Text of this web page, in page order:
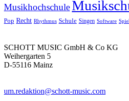
Musikhochschule
Pop Recht Rhythmus Schule Singen Software Spiel
SCHOTT MUSIC GmbH & Co KG
Weihergarten 5
D-55116 Mainz
um.redaktion@schott-music.com